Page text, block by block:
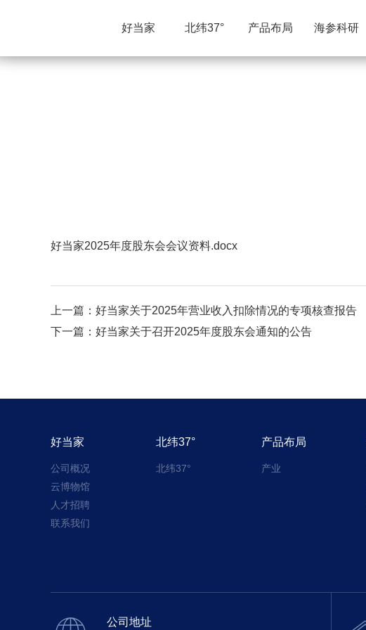
好当家 北纬37° 产品布局 海参科研
好当家2025年度股东会会议资料.docx
上一篇： 好当家关于2025年营业收入扣除情况的专项核查报告
下一篇： 好当家关于召开2025年度股东会通知的公告
好当家
公司概况
云博物馆
人才招聘
联系我们
北纬37°
北纬37°
产品布局
产业
公司地址